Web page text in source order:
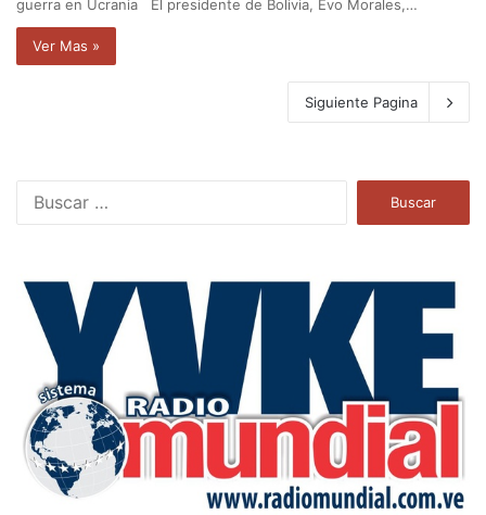
guerra en Ucrania El presidente de Bolivia, Evo Morales,…
Ver Mas »
Siguiente Pagina
a